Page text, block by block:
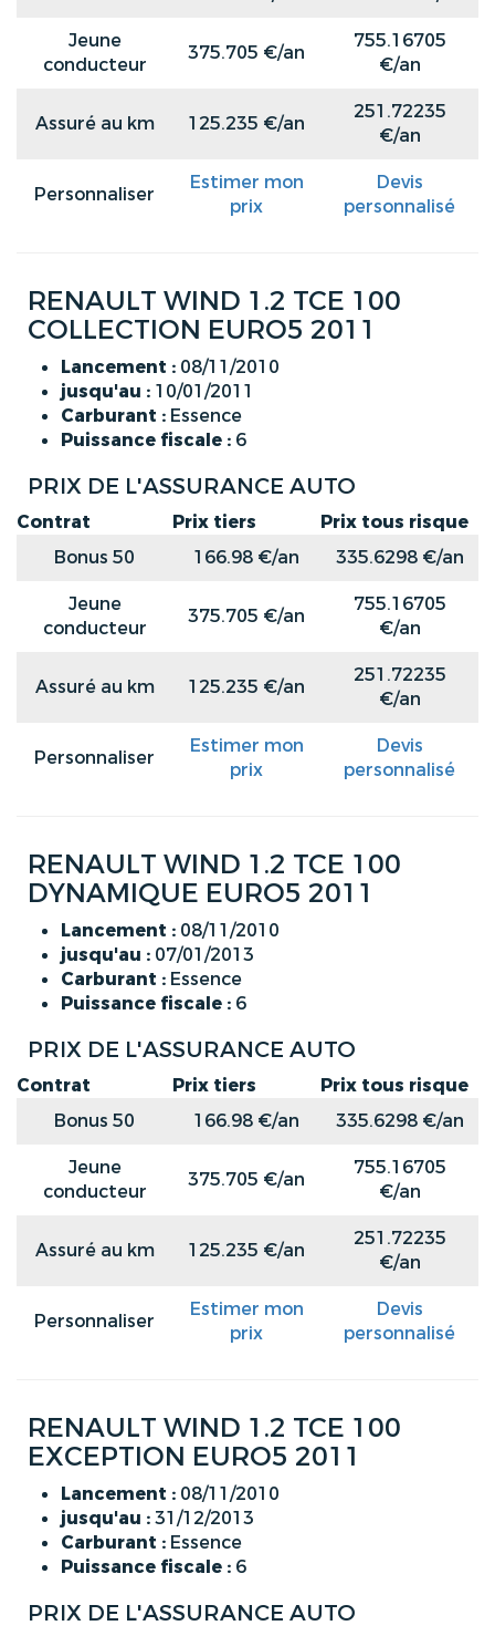
Jeune
conducteur
375.705 €/an
755.16705
€/an
Assuré au km 125.235 €/an
251.72235
€/an
Personnaliser
Estimer mon
prix
Devis
personnalisé
RENAULT WIND 1.2 TCE 100
COLLECTION EURO5 2011
Lancement : 08/11/2010
jusqu'au : 10/01/2011
Carburant : Essence
Puissance fiscale : 6
PRIX DE L'ASSURANCE AUTO
Contrat Prix tiers
Prix tous risque
Bonus 50
166.98 €/an
335.6298 €/an
Jeune
conducteur
375.705 €/an
755.16705
€/an
Assuré au km 125.235 €/an
251.72235
€/an
Personnaliser
Estimer mon
prix
Devis
personnalisé
RENAULT WIND 1.2 TCE 100
DYNAMIQUE EURO5 2011
Lancement : 08/11/2010
jusqu'au : 07/01/2013
Carburant : Essence
Puissance fiscale : 6
PRIX DE L'ASSURANCE AUTO
Contrat Prix tiers
Prix tous risque
Bonus 50
166.98 €/an
335.6298 €/an
Jeune
conducteur
375.705 €/an
755.16705
€/an
Assuré au km 125.235 €/an
251.72235
€/an
Personnaliser
Estimer mon
prix
Devis
personnalisé
RENAULT WIND 1.2 TCE 100
EXCEPTION EURO5 2011
Lancement : 08/11/2010
jusqu'au :31/12/2013
Carburant : Essence
Puissance fiscale : 6
PRIX DE L'ASSURANCE AUTO